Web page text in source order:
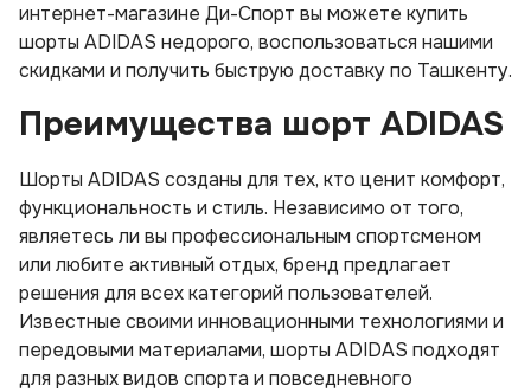
интернет-магазине Ди-Спорт вы можете купить
шорты ADIDAS недорого, воспользоваться нашими
скидками и получить быструю доставку по Ташкенту.
Преимущества шорт ADIDAS
Шорты ADIDAS созданы для тех, кто ценит комфорт,
функциональность и стиль. Независимо от того,
являетесь ли вы профессиональным спортсменом
или любите активный отдых, бренд предлагает
решения для всех категорий пользователей.
Известные своими инновационными технологиями и
передовыми материалами, шорты ADIDAS подходят
для разных видов спорта и повседневного